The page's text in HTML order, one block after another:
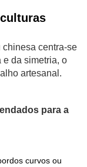
centra-se
e da simetria, o
artesanal.
para a
curvos ou